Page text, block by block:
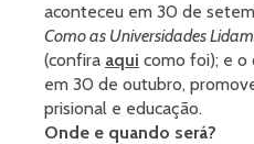
aconteceu em 30 de
Como as Universidades
(confira aqui como foi); e o
em 30 de outubro,
prisional e educação.
Onde e quando será?